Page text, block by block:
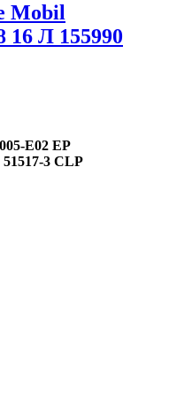
Mobil
16 Л 155990
E02 EP
3 CLP